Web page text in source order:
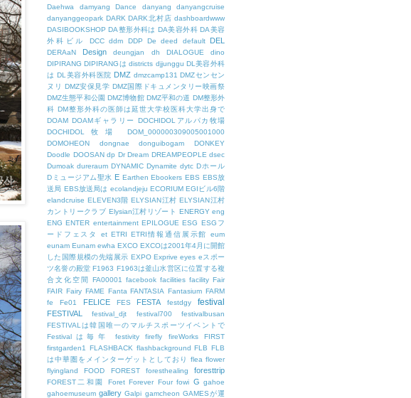
Daehwa
damyang Dance danyang
danyangcruise
danyanggeopark DARK DARK北村店 dashboardwww
DASIBOOKSHOP DA整形外科は DA美容外科 DA美容
外科ビル
DCC ddm DDP De deed default DEL
DERAaN Design deungjan dh DIALOGUE
dino
DIPIRANG DIPIRANGは districts djjunggu DL美容外科
は DL美容外科医院 DMZ dmzcamp131 DMZセンセン
ヌリ DMZ安保見学 DMZ国際ドキュメンタリー映画祭
DMZ生態平和公園 DMZ博物館 DMZ平和の道 DM整形外
科 DM整形外科の医師は延世大学校医科大学出身で
DOAM DOAMギャラリー
DOCHIDOLアルパカ牧場
DOCHIDOL牧場
DOM_000000309005001000
DOMOHEON
dongnae donguibogam
DONKEY
Doodle DOOSAN dp Dr Dream DREAMPEOPLE dsec
Dumoak dureraum DYNAMIC Dynamite dytc Dホール
Dミュージアム聖水 E Earthen Ebookers EBS EBS放
送局 EBS放送局は ecolandjeju ECORIUM EGIビル6階
elandcruise ELEVEN3階 ELYSIAN江村 ELYSIAN江村
カントリークラブ Elysian江村リゾート ENERGY eng
ENG ENTER entertainment EPILOGUE ESG ESGフ
ードフェスタ
et ETRI ETRI情報通信展示館
eum
eunam Eunam ewha EXCO EXCOは2001年4月に開館
した国際規模の先端展示 EXPO Exprive eyes eスポー
ツ名誉の殿堂 F1963 F1963は釜山水営区に位置する複
合文化空間
FA00001 facebook facilities facility Fair
FAIR Fairy FAME Fanta FANTASIA Fantasium FARM
fe
Fe01 FELICE FES FESTA festdgy festival
FESTIVAL festival_djt festival700
festivalbusan
FESTIVALは韓国唯一のマルチスポーツイベントで
Festivalは毎年
festivity firefly fireWorks
FIRST
firstgarden1
FLASHBACK flashbackground FLB FLB
は中華圏をメインターゲットとしており
flea flower
flyingland
FOOD FOREST foresthealing foresttrip
FOREST二和園 Foret Forever Four fowi G gahoe
gahoemuseum gallery Galpi gamcheon GAMESが運